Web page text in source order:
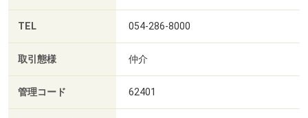
TEL 054-286-8000
取引態様 仲介
管理コード 62401